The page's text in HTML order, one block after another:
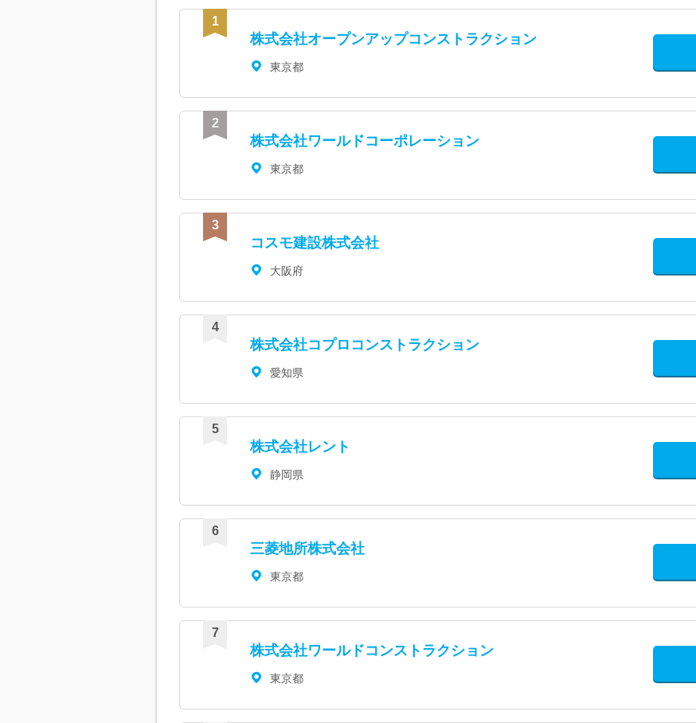
株式会社オープンアップコンストラクション
東京都
株式会社ワールドコーポレーション
東京都
コスモ建設株式会社
大阪府
株式会社コプロコンストラクション
愛知県
株式会社レント
静岡県
三菱地所株式会社
東京都
株式会社ワールドコンストラクション
東京都